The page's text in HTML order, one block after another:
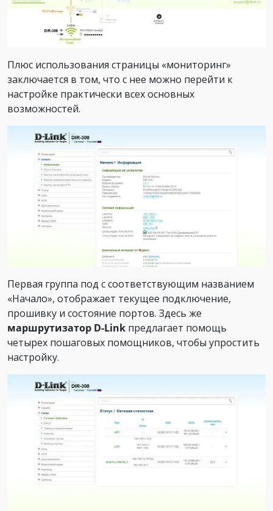
Плюс использования страницы «мониторинг»
заключается в том, что с нее можно перейти к
настройке практически всех основных
возможностей.
Первая группа под с соответствующим названием
«Начало», отображает текущее подключение,
прошивку и состояние портов. Здесь же
маршрутизатор D-Link предлагает помощь
четырех пошаговых помощников, чтобы упростить
настройку.